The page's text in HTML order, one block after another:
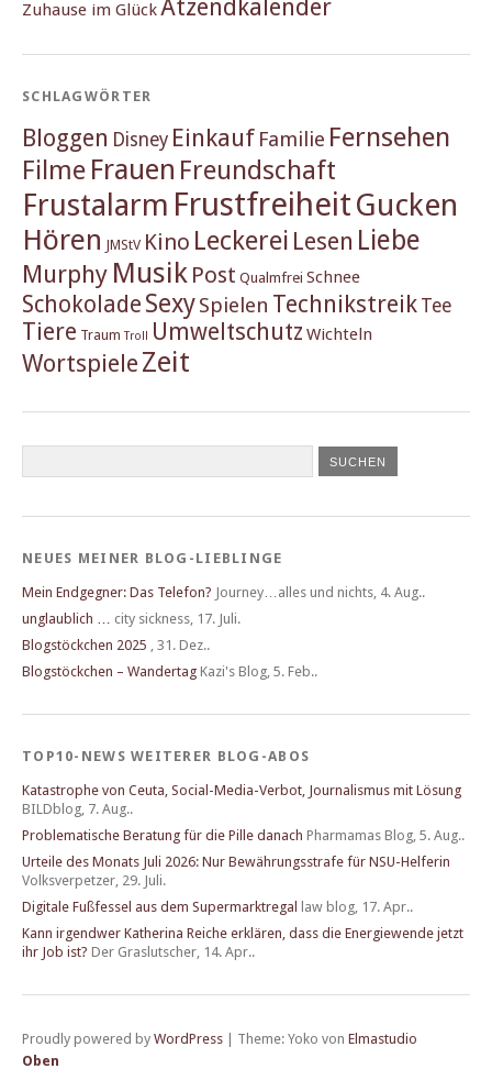
Zuhause im Glück Ätzendkalender
SCHLAGWÖRTER
Bloggen Disney Einkauf Familie Fernsehen
Filme Frauen Freundschaft
Frustalarm FrustfreiheitGucken
Hören JMStV Kino Leckerei Lesen Liebe
Murphy Musik Post Qualmfrei Schnee
Schokolade SexySpielen Technikstreik Tee
Tiere Traum Troll Umweltschutz Wichteln
Wortspiele Zeit
NEUES MEINER BLOG-LIEBLINGE
Mein Endgegner: Das Telefon? Journey…alles und nichts 4. Aug..
unglaublich …
city sickness 17. Juli.
Blogstöckchen 2025
31. Dez..
Blogstöckchen – Wandertag Kazi's Blog 5. Feb..
TOP10-NEWS WEITERER BLOG-ABOS
Katastrophe von Ceuta, Social-Media-Verbot, Journalismus mit Lösung
BILDblog 7. Aug..
Problematische Beratung für die Pille danach Pharmamas Blog 5. Aug..
Urteile des Monats Juli 2026: Nur Bewährungsstrafe für NSU-Helferin
Volksverpetzer 29. Juli.
Digitale Fußfessel aus dem Supermarktregal
law blog 17. Apr..
Kann irgendwer Katherina Reiche erklären, dass die Energiewende jetzt
ihr Job ist? Der Graslutscher 14. Apr..
Proudly powered by WordPress Theme: Yoko von Elmastudio
Oben